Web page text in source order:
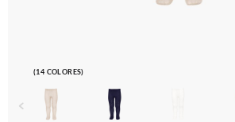
(14 COLORES)